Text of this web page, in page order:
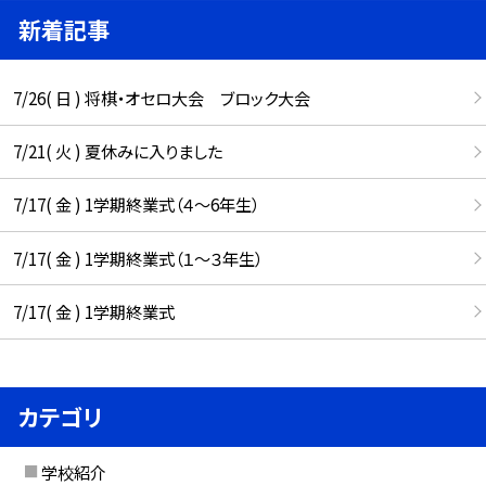
新着記事
7/26( 日 ) 将棋・オセロ大会 ブロック大会
7/21( 火 ) 夏休みに入りました
7/17( 金 ) 1学期終業式（４～6年生）
7/17( 金 ) 1学期終業式（１～３年生）
7/17( 金 ) 1学期終業式
カテゴリ
学校紹介